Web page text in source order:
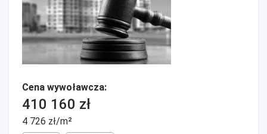
Cena wywoławcza:
410 160 zł
4 726 zł/m²